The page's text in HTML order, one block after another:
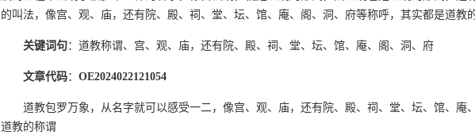
的叫法，像宫、观、庙，还有院、殿、祠、堂、坛、馆、庵、阁、洞、府等称呼，其实都是道教
关键词句：道教称谓、宫、观、庙，还有院、殿、祠、堂、坛、馆、庵、阁、洞、府
文章代码：OE2024022121054
道教包罗万象，从名字就可以感受一二，像宫、观、庙，还有院、殿、祠、堂、坛、馆、庵
道教的称谓